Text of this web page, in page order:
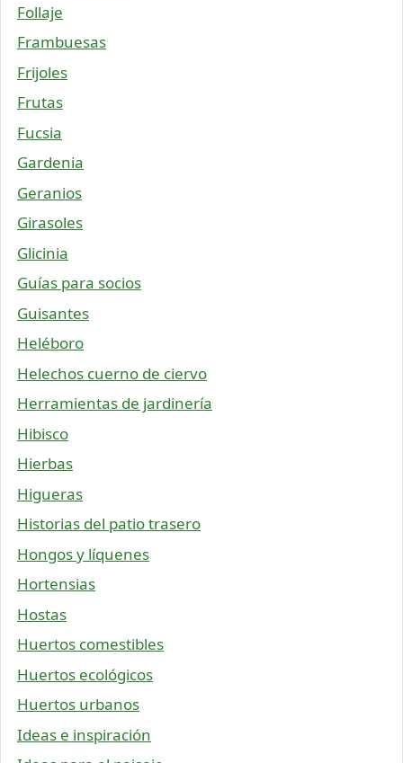
Follaje
Frambuesas
Frijoles
Frutas
Fucsia
Gardenia
Geranios
Girasoles
Glicinia
Guías para socios
Guisantes
Heléboro
Helechos cuerno de ciervo
Herramientas de jardinería
Hibisco
Hierbas
Higueras
Historias del patio trasero
Hongos y líquenes
Hortensias
Hostas
Huertos comestibles
Huertos ecológicos
Huertos urbanos
Ideas e inspiración